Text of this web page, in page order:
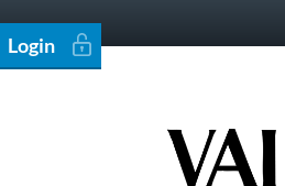
Login